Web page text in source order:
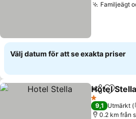
Familjeägt
Välj datum för att se exakta priser
Dela Lägg
Hotel Stella
1 Stjärnor
9,1 Utmärkt
0.2 km från